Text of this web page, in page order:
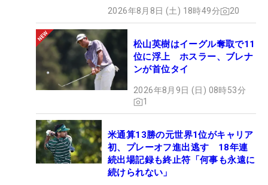
2026年8月8日 (土) 18時49分 20
松山英樹はイーグル奪取で11
位に浮上 ホスラー、ブレナ
ンが首位タイ
2026年8月9日 (日) 08時53分
1
米通算13勝の元世界1位がキャリア
初、プレーオフ進出逃す 18年連
続出場記録も終止符「何事も永遠に
続けられない」